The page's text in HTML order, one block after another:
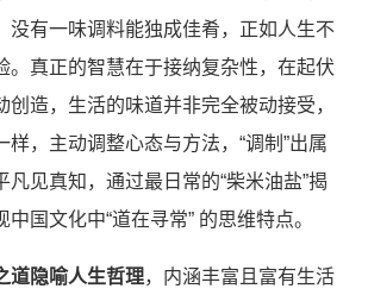
没有一味调料能独成佳肴，正如人生不
。真正的智慧在于接纳复杂性，在起伏
创造，生活的味道并非完全被动接受，
样，主动调整心态与方法，“调制”出属
凡见真知，通过最日常的“柴米油盐”揭
国文化中“道在寻常” 的思维特点。
道隐喻人生哲理，内涵丰富且富有生活